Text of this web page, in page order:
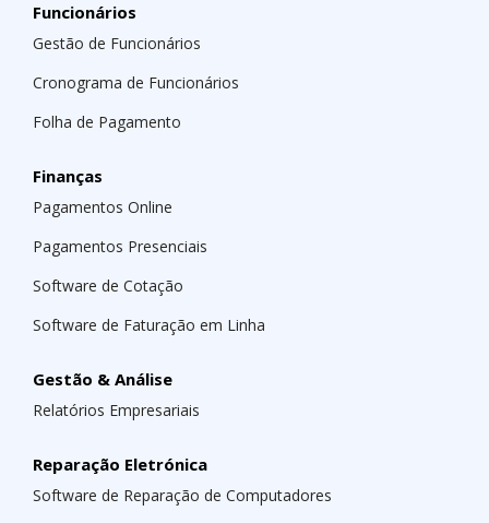
Funcionários
Gestão de Funcionários
Cronograma de Funcionários
Folha de Pagamento
Finanças
Pagamentos Online
Pagamentos Presenciais
Software de Cotação
Software de Faturação em Linha
Gestão & Análise
Relatórios Empresariais
Reparação Eletrónica
Software de Reparação de Computadores